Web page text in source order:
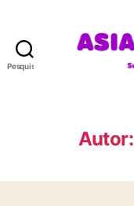
Pesquisar
Autor: